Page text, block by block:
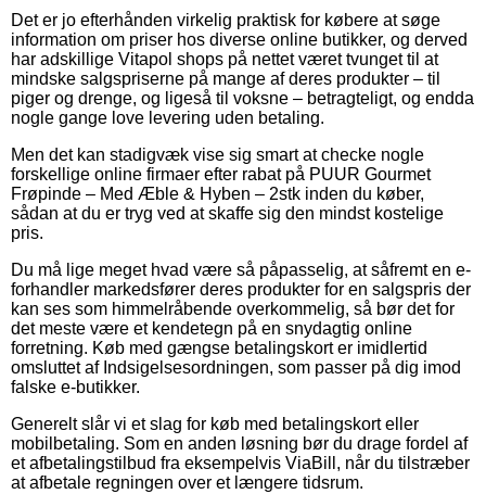
Det er jo efterhånden virkelig praktisk for købere at søge
information om priser hos diverse online butikker, og derved
har adskillige Vitapol shops på nettet været tvunget til at
mindske salgspriserne på mange af deres produkter – til
piger og drenge, og ligeså til voksne – betragteligt, og endda
nogle gange love levering uden betaling.
Men det kan stadigvæk vise sig smart at checke nogle
forskellige online firmaer efter rabat på PUUR Gourmet
Frøpinde – Med Æble & Hyben – 2stk inden du køber,
sådan at du er tryg ved at skaffe sig den mindst kostelige
pris.
Du må lige meget hvad være så påpasselig, at såfremt en e-
forhandler markedsfører deres produkter for en salgspris der
kan ses som himmelråbende overkommelig, så bør det for
det meste være et kendetegn på en snydagtig online
forretning. Køb med gængse betalingskort er imidlertid
omsluttet af Indsigelsesordningen, som passer på dig imod
falske e-butikker.
Generelt slår vi et slag for køb med betalingskort eller
mobilbetaling. Som en anden løsning bør du drage fordel af
et afbetalingstilbud fra eksempelvis ViaBill, når du tilstræber
at afbetale regningen over et længere tidsrum.